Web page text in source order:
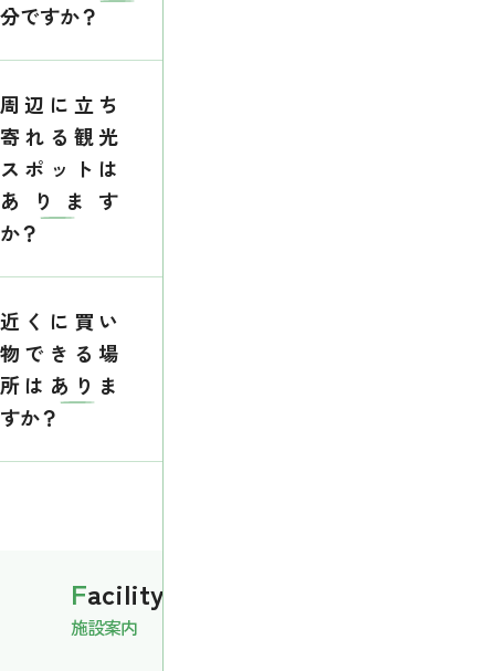
分ですか？
周辺に立ち
寄れる観光
スポットは
あります
か？
近くに買い
物できる場
所はありま
すか？
Facility.
施設案内